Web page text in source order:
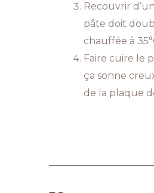
Recouvrir
pâte doit
chauffée à
Faire cuire le
ça sonne
de la plaque